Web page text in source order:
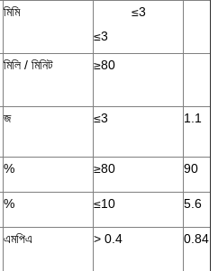
মিমি
≤3
≤3
মিলি / মিনিট ≥80
জ ≤3 1.1
% ≥80 90
% ≤10 5.6
এমপিএ > 0.4 0.84